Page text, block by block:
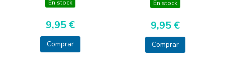
En stock
9,95 €
Comprar
En stock
9,95 €
Comprar